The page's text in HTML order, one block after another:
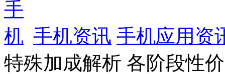
手机资讯 手机应用资
特殊加成解析 各阶段性